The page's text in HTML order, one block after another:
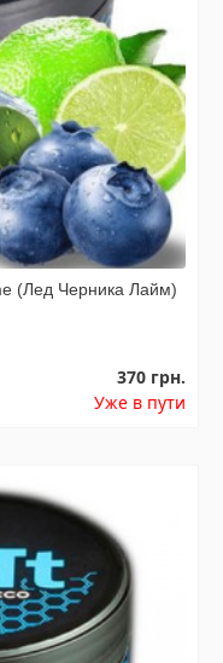
(Лед Черника Лайм)
370 грн.
Уже в пути